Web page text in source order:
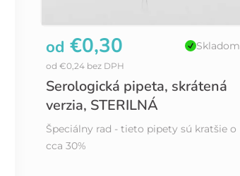
p
r
o
d
u
Serologická pipeta, skrátená
verzia, STERILNÁ
Skladom
od €0,24 bez DPH
od €0,30
Špeciálny rad - tieto pipety sú kratšie o
cca 30%